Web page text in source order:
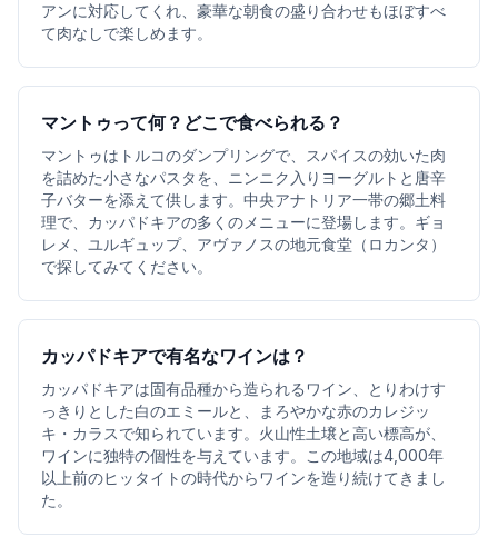
アンに対応してくれ、豪華な朝食の盛り合わせもほぼすべ
て肉なしで楽しめます。
マントゥって何？どこで食べられる？
マントゥはトルコのダンプリングで、スパイスの効いた肉
を詰めた小さなパスタを、ニンニク入りヨーグルトと唐辛
子バターを添えて供します。中央アナトリア一帯の郷土料
理で、カッパドキアの多くのメニューに登場します。ギョ
レメ、ユルギュップ、アヴァノスの地元食堂（ロカンタ）
で探してみてください。
カッパドキアで有名なワインは？
カッパドキアは固有品種から造られるワイン、とりわけす
っきりとした白のエミールと、まろやかな赤のカレジッ
キ・カラスで知られています。火山性土壌と高い標高が、
ワインに独特の個性を与えています。この地域は4,000年
以上前のヒッタイトの時代からワインを造り続けてきまし
た。